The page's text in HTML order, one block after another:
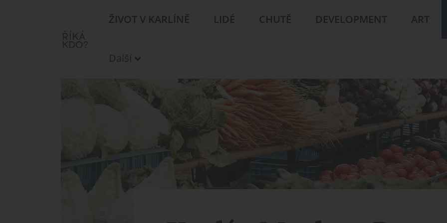
ŽIVOT V KARLÍNĚ LIDÉ CHUTĚ DEVELOPMENT ART
Další